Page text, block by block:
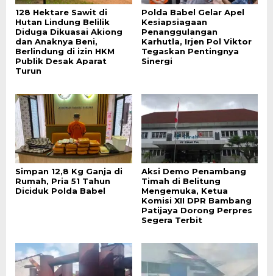
128 Hektare Sawit di
Hutan Lindung Belilik
Diduga Dikuasai Akiong
dan Anaknya Beni,
Berlindung di izin HKM
Publik Desak Aparat
Turun
Polda Babel Gelar Apel
Kesiapsiagaan
Penanggulangan
Karhutla, Irjen Pol Viktor
Tegaskan Pentingnya
Sinergi
Simpan 12,8 Kg Ganja di
Rumah, Pria 51 Tahun
Diciduk Polda Babel
Aksi Demo Penambang
Timah di Belitung
Mengemuka, Ketua
Komisi XII DPR Bambang
Patijaya Dorong Perpres
Segera Terbit